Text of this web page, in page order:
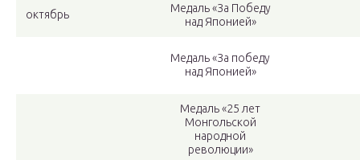
октябрь
Медаль «За Победу
над Японией»
Медаль «За победу
над Японией»
Медаль «25 лет
Монгольской
народной
революции»